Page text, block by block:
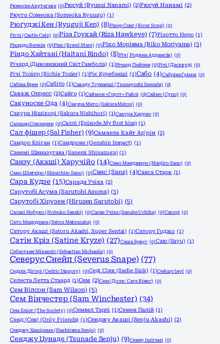
Рюноске Акутаґава (0)Рюсуй (Ryusui Nanami) (2)Рюсуй Нанамі (2)
Рюуго Сомеока (Someoka Ryuugo) (1)
Рюґуджі Кен (Ryuguji Ken) (8)Рівер Сонг (River Song) (0)
Ріглі (Castle Cats) (0)Різа Гоукай (Riza Hawkeye) (7)Різотто Неро (1)
Рікардо Велкін (0)Ріко (Brawl Stars) (0)Ріко Моріяма (Riko Moriyama) (3)
Ріндо Хайтані (Haitani Rindo) (8)Річ ( Родина Аддамсів) (0)
Річард (Дивовижний Світ Гамбола) (1)Річард Пейпен (0)Річі (Дасквуд) (0)
Річі Тозієр (Richie Tozier) (1)Ріє Куребаяші (1)Сабо (4)Сабріна Грімм (0)
Сабіна Врен (0)Сабіто (1)Саваду Тсунаєші (Tsunayoshi Sawada) (0)
Саваж Опресс (2)Сайго (1)Саймон «Гоуст» Райлі (0)Сайно (Cyno) (0)
Сакуноске Ода (4)Сакура Мато (Sakura Matou) (0)
Сакура Нішіхорі (Sakura Nishihori) (1)Сакура Харуно (0)
Салазар Слизерин (0)Саллі (Episode.My first kiss) (1)
Сал фішер (Sal Fisher) (9)Самаела Кайт Ар'рін (2)
Сандор Кліган (1)Сандроне (Genshin Impact) (1)
Санемі Шиназугава (Sanemi Shinazuga) (1)
Санзу (Акаші) Харучійо (14)Сано Манджиро (Manjiro Sano) (0)
Сано Шінічіро (Shinichiro Sano) (0)Санс (Sans) (4)Санса Старк (1)
Сара Кудзе (15)Сарада Учіха (2)
Сарутобі Асума (Sarutobi Asuma) (3)
Сарутобі Хірузен (Hiruzen Sarutobi) (5)
Сасакі Нобуко (Nobuko Sasaki) (0)Саске Учіха (Sasuke Uchiha) (0)Сасорі (0)
Сато Мацудзака (Satou Matsuzaka) (0)
Сатору Акаші (Satoru Akashi, Super Sentai) (1)Сатору Годжо (1)
Сатін Кріз (Satine Kryze) (27)Саша Браус (0)Саю (Sayu) (1)
Себастьян Міхаеліс (Sebastian Michaelis) (0)
Северус Снейп (Severus Snape) (77)
Седрік Діґорі (Cedric Diggory) (0)Седі Сінк (Sadie Sink) (1)Сейшу Інуї (0)
Селеста Летта Стаард (1)Сем (2)Сем (Доля: Сага Вінкс) (0)
Сем Вілсон (Sam Wilson) (5)
Сем Вінчестер (Sam Winchester) (34)
Сем Еліот (The Society) (0)Семвел Тарлі (1)Семен Палій (1)
Сенд (Сен) (Only Friends) (1)Сенджу Акаші (Senju Akashi) (2)
Сенджу Хашірама (Hashirama Senju) (0)
Сенджу Цунаде (Tsunade Senju) (9)Сенку Ішігамі (0)